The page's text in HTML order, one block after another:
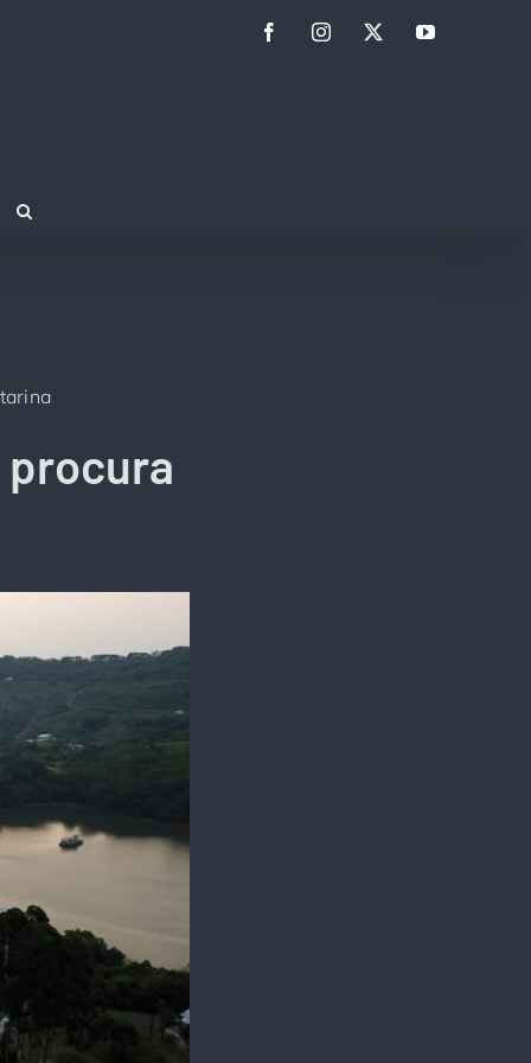
FacebookInstagramTwitterYouTube
procura